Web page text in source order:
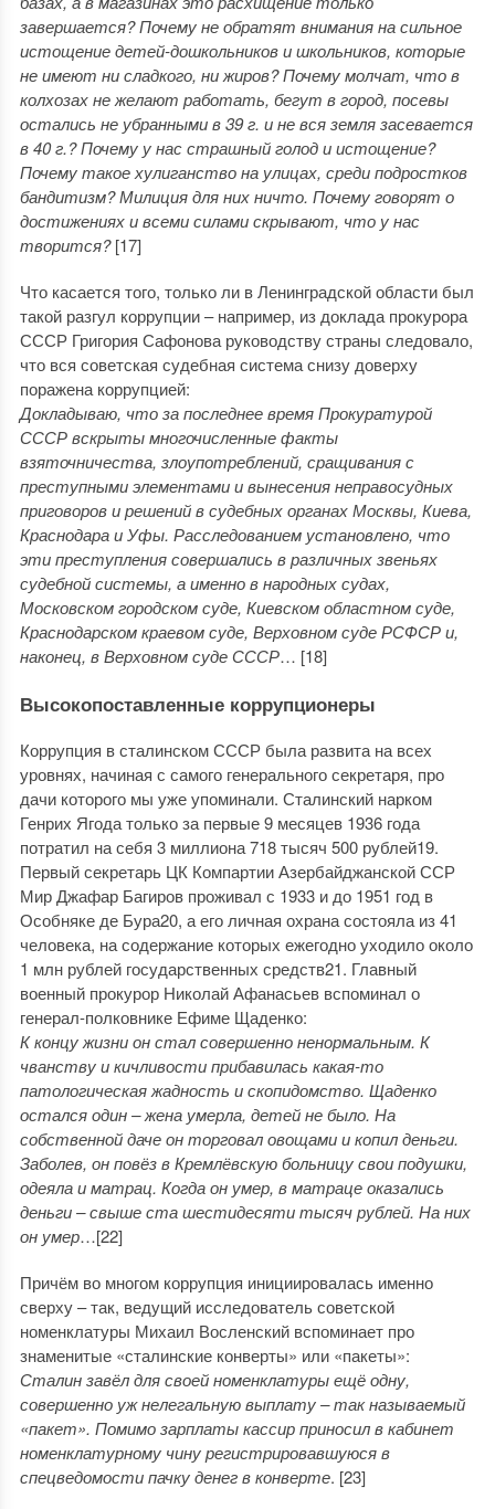
завершается? Почему не обратят внимания на сильное
истощение детей-дошкольников и школьников, которые
не имеют ни сладкого, ни жиров? Почему молчат, что в
колхозах не желают работать, бегут в город, посевы
остались не убранными в 39 г. и не вся земля засевается
в 40 г.? Почему у нас страшный голод и истощение?
Почему такое хулиганство на улицах, среди подростков
бандитизм? Милиция для них ничто. Почему говорят о
достижениях и всеми силами скрывают, что у нас
творится?[17]
Что касается того, только ли в Ленинградской области был
такой разгул коррупции – например, из доклада прокурора
СССР Григория Сафонова руководству страны следовало,
что вся советская судебная система снизу доверху
поражена коррупцией:
Докладываю, что за последнее время Прокуратурой
СССР вскрыты многочисленные факты
взяточничества, злоупотреблений, сращивания с
преступными элементами и вынесения неправосудных
приговоров и решений в судебных органах Москвы, Киева,
Краснодара и Уфы. Расследованием установлено, что
эти преступления совершались в различных звеньях
судебной системы, а именно в народных судах,
Московском городском суде, Киевском областном суде,
Краснодарском краевом суде, Верховном суде РСФСР и,
наконец, в Верховном суде СССР… [18]
Высокопоставленные коррупционеры
Коррупция в сталинском СССР была развита на всех
уровнях, начиная с самого генерального секретаря, про
дачи которого мы уже упоминали. Сталинский нарком
Генрих Ягода только за первые 9 месяцев 1936 года
потратил на себя 3 миллиона 718 тысяч 500 рублей19.
Первый секретарь ЦК Компартии Азербайджанской ССР
Мир Джафар Багиров проживал с 1933 и до 1951 год в
Особняке де Бура20, а его личная охрана состояла из 41
человека, на содержание которых ежегодно уходило около
1 млн рублей государственных средств21. Главный
военный прокурор Николай Афанасьев вспоминал о
генерал-полковнике Ефиме Щаденко:
К концу жизни он стал совершенно ненормальным. К
чванству и кичливости прибавилась какая-то
патологическая жадность и скопидомство. Щаденко
остался один – жена умерла, детей не было. На
собственной даче он торговал овощами и копил деньги.
Заболев, он повёз в Кремлёвскую больницу свои подушки,
одеяла и матрац. Когда он умер, в матраце оказались
деньги – свыше ста шестидесяти тысяч рублей. На них
он умер…[22]
Причём во многом коррупция инициировалась именно
сверху – так, ведущий исследователь советской
номенклатуры Михаил Восленский вспоминает про
знаменитые «сталинские конверты» или «пакеты»:
Сталин завёл для своей номенклатуры ещё одну,
совершенно уж нелегальную выплату – так называемый
«пакет». Помимо зарплаты кассир приносил в кабинет
номенклатурному чину регистрировавшуюся в
спецведомости пачку денег в конверте. [23]